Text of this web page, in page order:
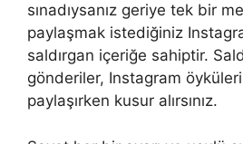
sınadıysanız geriye tek bir
paylaşmak istediğiniz
saldırgan içeriğe sahiptir.
gönderiler, Instagram
paylaşırken kusur alırsınız.